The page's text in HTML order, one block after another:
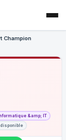
Champion
&amp; IT